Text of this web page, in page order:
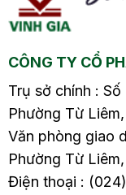
trong bài viết
CÔNG TY CỔ
Trụ sở chính : Số
Phường Từ
Văn phòng giao
Phường Từ
Điện thoại :